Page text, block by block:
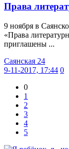
Права
9 ноября в
«Права
приглашены ...
Саянская 24
9-11-2017, 17:44 0
0
1
2
3
4
5